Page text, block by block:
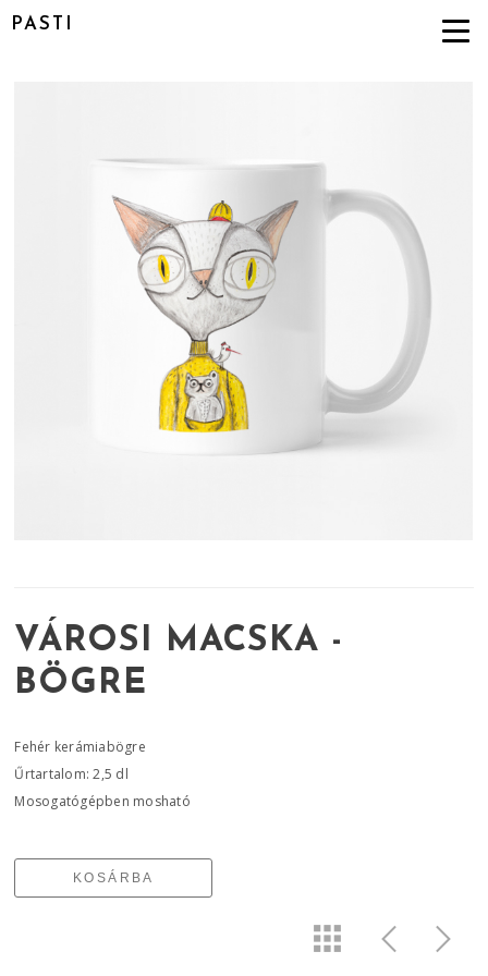
PASTI
VÁROSI MACSKA -
BÖGRE
Fehér kerámiabögre
Űrtartalom: 2,5 dl
Mosogatógépben mosható
KOSÁRBA